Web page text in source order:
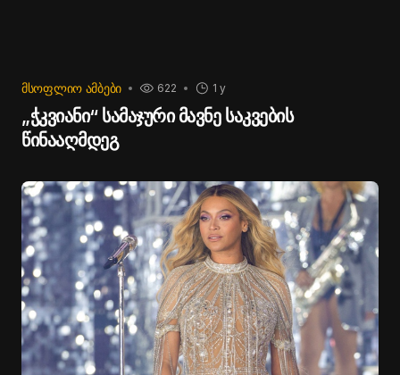
ᲛᲡᲝᲤᲚᲘᲝ ᲐᲛᲑᲔᲑᲘ 1 y
622
„ჭკვიანი“ სამაჯური მავნე საკვების
წინააღმდეგ